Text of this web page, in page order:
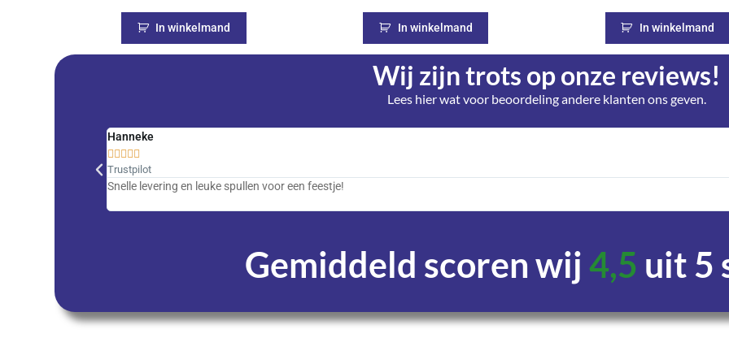
In winkelmand In winkelmand In winkelmand
Wij zijn trots op onze reviews!
Lees hier wat voor beoordeling andere klanten ons geven.
Hanneke
    
Trustpilot
Snelle levering en leuke spullen voor een feestje!
Gemiddeld scoren wij4,5 uit 5